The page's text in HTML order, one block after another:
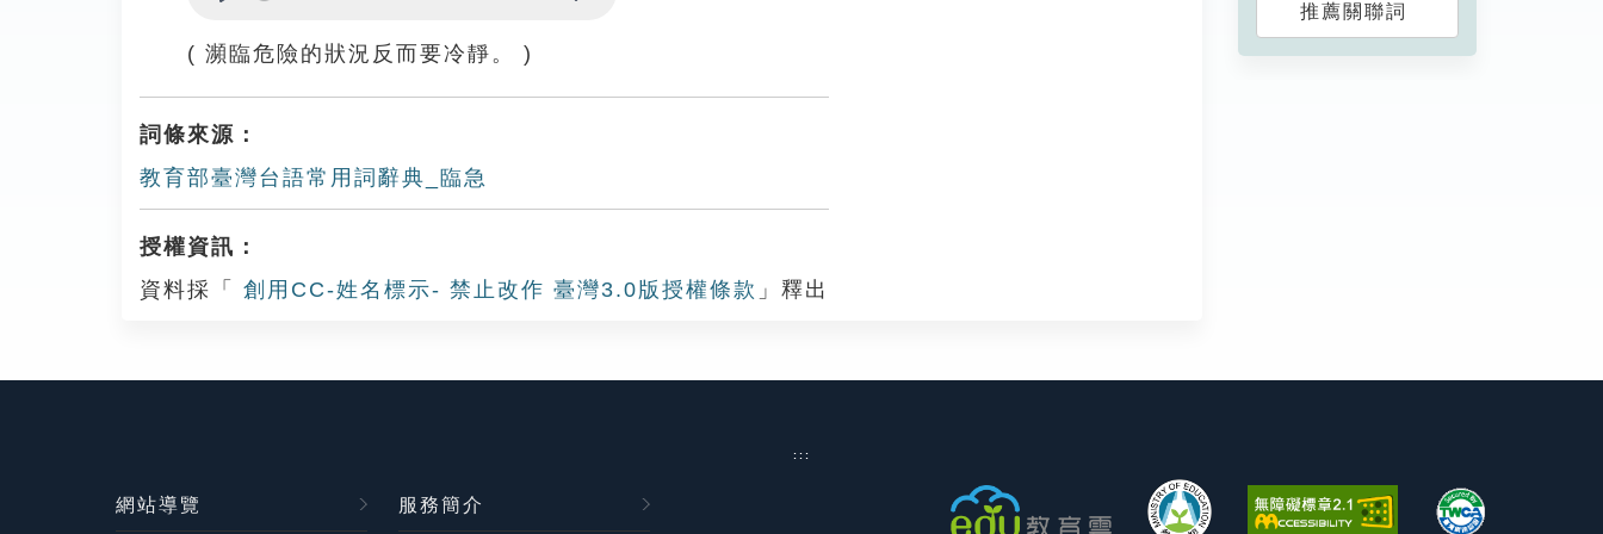
( 瀕臨危險的狀況反而要冷靜。 )
詞條來源：
教育部臺灣台語常用詞辭典_臨急
授權資訊：
資料採「
創用CC-姓名標示- 禁止改作 臺灣3.0版授權條款 」釋出
推薦關聯詞
:::
網站導覽 服務簡介